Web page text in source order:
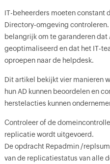
IT-beheerders moeten constant
Directory-omgeving
belangrijk om te garanderen
geoptimaliseerd en dat het IT-
oproepen naar de helpdesk.
Dit artikel bekijkt vier manieren
hun AD kunnen beoordelen en
herstelacties kunnen
Controleer of de
replicatie wordt uitgevoerd.
De opdracht Repadmin /
van de replicatiestatus van alle